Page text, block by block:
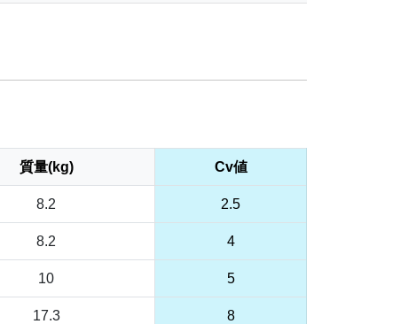
質量(kg) Cv値
8.2 2.5
8.2 4
10 5
17.3 8